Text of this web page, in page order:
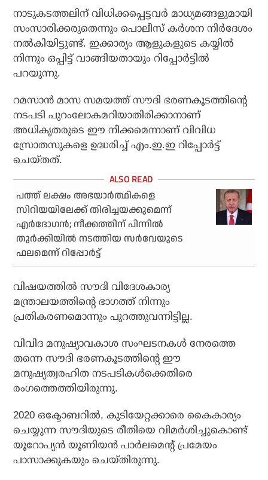
നാടുകടത്തലിന് വിധിക്കപ്പെട്ടവര്‍ മാധ്യമങ്ങളുമായി
സംസാരിക്കരുതെന്നും പൊലീസ് കര്‍ശന നിര്‍ദേശം
നല്‍കിയിട്ടുണ്ട്. ഇക്കാര്യം ആളുകളുടെ കയ്യില്‍
നിന്നും ഒപ്പിട്ട് വാങ്ങിയതായും റിപ്പോര്‍ട്ടില്‍
പറയുന്നു.
റമസാന്‍ മാസ സമയത്ത് സൗദി ഭരണകൂടത്തിന്റെ
നടപടി പുറംലോകമറിയാതിരിക്കാനാണ്
അധികൃതരുടെ ഈ നീക്കമെന്നാണ് വിവിധ
സ്രോതസുകളെ ഉദ്ധരിച്ച് എം.ഇ.ഇ റിപ്പോര്‍ട്ട്
ചെയ്തത്.
പത്ത് ലക്ഷം അഭയാര്‍ത്ഥികളെ
സിറിയയിലേക്ക് തിരിച്ചയക്കുമെന്ന്
എര്‍ദോഗന്‍; നീക്കത്തിന് പിന്നില്‍
തുര്‍ക്കിയില്‍ നടത്തിയ സര്‍വേയുടെ
ഫലമെന്ന് റിപ്പോര്‍ട്ട്
വിഷയത്തില്‍ സൗദി വിദേശകാര്യ
മന്ത്രാലയത്തിന്റെ ഭാഗത്ത് നിന്നും
പ്രതികരണമൊന്നും പുറത്തുവന്നിട്ടില്ല.
വിവിദ മനുഷ്യാവകാശ സംഘടനകള്‍ നേരത്തെ
തന്നെ സൗദി ഭരണകൂടത്തിന്റെ ഈ
മനുഷ്യത്വരഹിത നടപടികള്‍ക്കെതിരെ
രംഗത്തെത്തിയിരുന്നു.
2020 ഒക്ടോബറില്‍, കുടിയേറ്റക്കാരെ കൈകാര്യം
ചെയ്യുന്ന സൗദിയുടെ രീതിയെ വിമര്‍ശിച്ചുകൊണ്ട്
യൂറോപ്യന്‍ യൂണിയന്‍ പാര്‍ലമെന്റ് പ്രമേയം
പാസാക്കുകയും ചെയ്തിരുന്നു.